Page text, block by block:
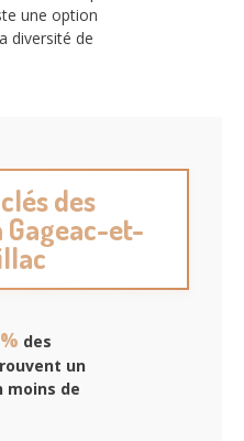
une option
diversité de
des
et-
des
un
moins de